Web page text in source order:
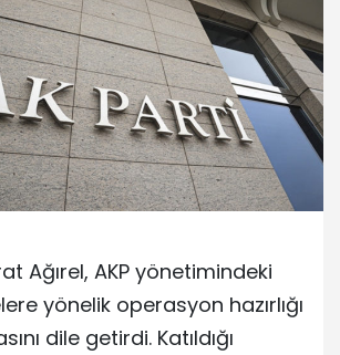
Ağırel, AKP yönetimindeki
yönelik operasyon hazırlığı
dile getirdi. Katıldığı